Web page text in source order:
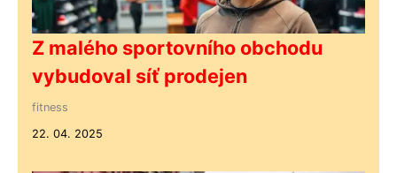
Z malého sportovního obchodu
vybudoval síť prodejen
fitness
22. 04. 2025